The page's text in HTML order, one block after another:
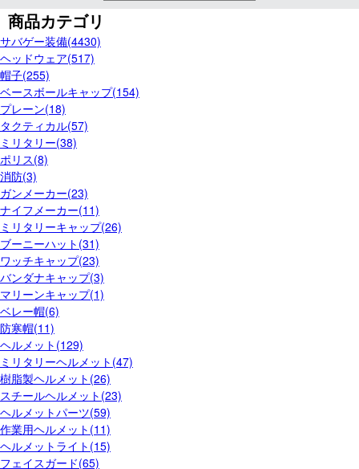
商品カテゴリ
サバゲー装備(4430)
ヘッドウェア(517)
帽子(255)
ベースボールキャップ(154)
プレーン(18)
タクティカル(57)
ミリタリー(38)
ポリス(8)
消防(3)
ガンメーカー(23)
ナイフメーカー(11)
ミリタリーキャップ(26)
ブーニーハット(31)
ワッチキャップ(23)
バンダナキャップ(3)
マリーンキャップ(1)
ベレー帽(6)
防寒帽(11)
ヘルメット(129)
ミリタリーヘルメット(47)
樹脂製ヘルメット(26)
スチールヘルメット(23)
ヘルメットパーツ(59)
作業用ヘルメット(11)
ヘルメットライト(15)
フェイスガード(65)